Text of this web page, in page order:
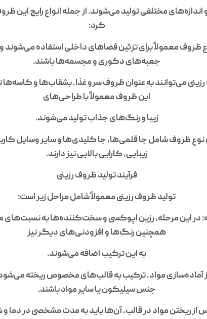
مختلفی تولید می‌شوند. از جمله انواع رایج این
کرد:
معمولاً برای تزئین فضاهای داخلی استفاده می‌شوند و
جعبه‌های دکوری و مجسمه‌ها باشند.
می‌توانند به عنوان ظروف سرو غذا، بشقاب‌ها و کاسه‌ها
این ظروف معمولاً با طراحی‌های
زیبا و رنگ‌های جذاب تولید می‌شوند.
ظروف شامل جا قلمی‌ها، جا کلیدی‌ها و سایر وسایل
زیبایی، کارایی بالایی نیز دارند.
فرآیند تولید ظروف رزینی
تولید ظروف رزینی معمولاً شامل مراحل زیر است:
در این مرحله، رزین اپوکسی و سخت‌کننده‌ها به
همچنین رنگ‌ها و افزودنی‌های دیگر نیز
به این ترکیب اضافه می‌شوند.
آماده‌سازی مواد، ترکیب به قالب‌های مخصوص ریخته می‌شود.
جنس سیلیکون یا سایر مواد باشند.
مواد در قالب، آن‌ها باید به مدت مشخصی در دما و